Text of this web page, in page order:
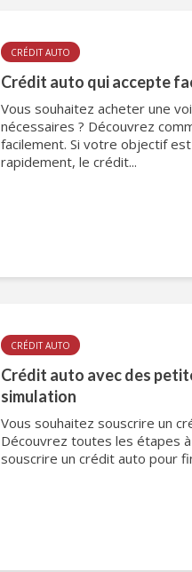
CRÉDIT AUTO
Crédit auto qui accepte
Vous souhaitez acheter une
nécessaires ? Découvrez
facilement. Si votre objectif
rapidement, le crédit...
CRÉDIT AUTO
Crédit auto avec des
simulation
Vous souhaitez souscrire un
Découvrez toutes les étapes
souscrire un crédit auto pour